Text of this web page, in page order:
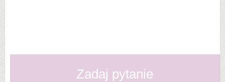
Zadaj pytanie